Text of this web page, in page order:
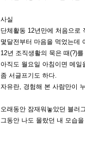
사실
단체활동 12년만에 처음으로
몇달전부터 마음을 먹었는데
12년 조직생활의 묵은 때(?)
아직도 월요일 아침이면 메
좀 서글프기도 하다.
자유란, 경험해 본 사람만이
오래동안 잠재워놓았던 블러
그동안 나도 몰랐던 내 모습